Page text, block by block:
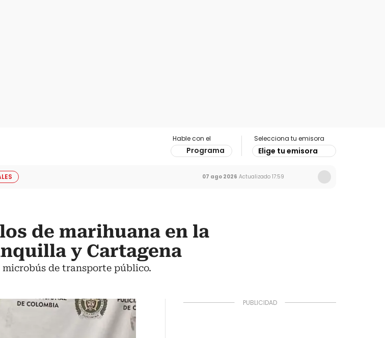
Hable con el
Programa
Selecciona tu emisora
Elige tu emisora
07 ago 2026 Actualizado 17:59
de marihuana en la
y Cartagena
de transporte público.